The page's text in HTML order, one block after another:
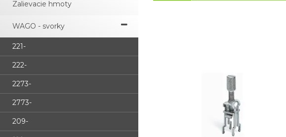
Zalievacie hmoty
WAGO - svorky
221-
222-
2273-
2773-
209-